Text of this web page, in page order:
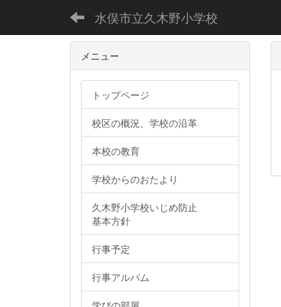
水俣市立久木野小学校
メニュー
トップページ
校区の概況、学校の沿革
本校の教育
学校からのおたより
久木野小学校いじめ防止
基本方針
行事予定
行事アルバム